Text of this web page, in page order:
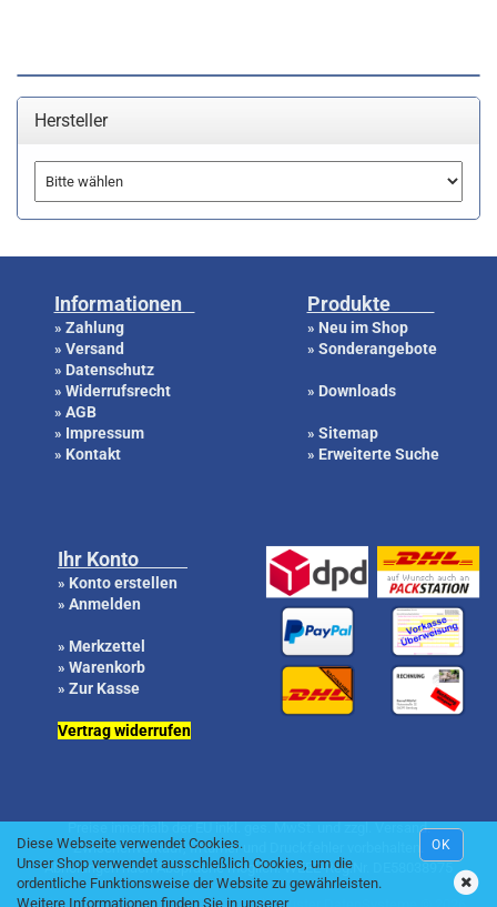
Diese Webseite verwendet Cookies.
Unser Shop verwendet ausschleßlich Cookies, um die
ordentliche Funktionsweise der Website zu gewährleisten.
Weitere Informationen finden Sie in unserer
OK
Hersteller
Informationen
» Zahlung
» Versand
» Datenschutz
» Widerrufsrecht
» AGB
» Impressum
» Kontakt
Produkte
» Neu im Shop
» Sonderangebote
» Downloads
» Sitemap
» Erweiterte Suche
Ihr Konto
» Konto erstellen
» Anmelden
» Merkzettel
» Warenkorb
» Zur Kasse
Vertrag widerrufen
Preise innerhalb der EU inkl. ges. MwSt. und zzgl. Versand.
Zwischenverkauf, Irrtümer und Druckfehler vorbehalten.
Abholungen nach Absprache möglich. WEEE-Reg.Nr. DE58038975